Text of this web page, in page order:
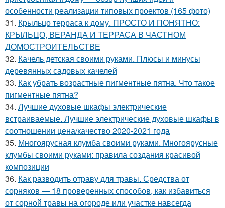
особенности реализации типовых проектов (165 фото)
31. Крыльцо терраса к дому. ПРОСТО И ПОНЯТНО:
КРЫЛЬЦО, ВЕРАНДА И ТЕРРАСА В ЧАСТНОМ
ДОМОСТРОИТЕЛЬСТВЕ
32. Качель детская своими руками. Плюсы и минусы
деревянных садовых качелей
33. Как убрать возрастные пигментные пятна. Что такое
пигментные пятна?
34. Лучшие духовые шкафы электрические
встраиваемые. Лучшие электрические духовые шкафы в
соотношении цена/качество 2020-2021 года
35. Многоярусная клумба своими руками. Многоярусные
клумбы своими руками: правила создания красивой
композиции
36. Как разводить отраву для травы. Средства от
сорняков — 18 проверенных способов, как избавиться
от сорной травы на огороде или участке навсегда